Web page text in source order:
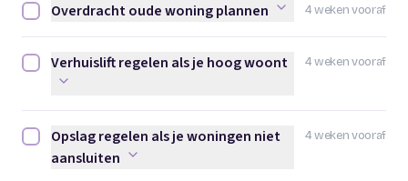
4 weken vooraf
Overdracht oude woning plannen afvinken
Overdracht oude woning plannen
4 weken vooraf
Verhuislift regelen als je hoog woont afvinken
Verhuislift regelen als je hoog woont
4 weken vooraf
Opslag regelen als je woningen niet aansluiten afvinken
Opslag regelen als je woningen niet
aansluiten